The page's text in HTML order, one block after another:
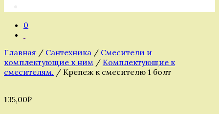
0
Главная / Сантехника / Смесители и
комплектующие к ним / Комплектующие к
смесителям. / Крепеж к смесителю 1 болт
135,00₽